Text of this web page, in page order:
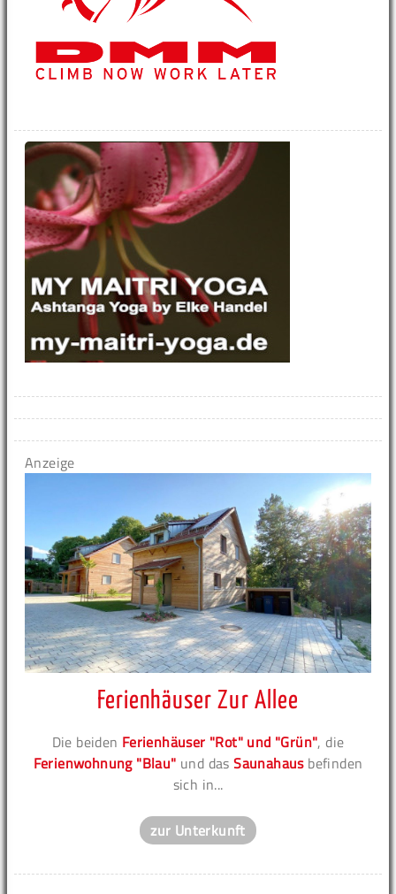
Anzeige
Ferienhäuser Zur Allee
Die beiden Ferienhäuser "Rot" und "Grün", die
Ferienwohnung "Blau" und dasSaunahausbefinden
sich in...
zur Unterkunft